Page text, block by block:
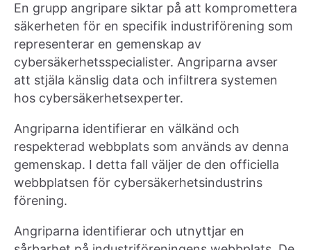
En grupp angripare siktar på att kompromettera
säkerheten för en specifik industriförening som
representerar en gemenskap av
cybersäkerhetsspecialister. Angriparna avser
att stjäla känslig data och infiltrera systemen
hos cybersäkerhetsexperter.
Angriparna identifierar en välkänd och
respekterad webbplats som används av denna
gemenskap. I detta fall väljer de den officiella
webbplatsen för cybersäkerhetsindustrins
förening.
Angriparna identifierar och utnyttjar en